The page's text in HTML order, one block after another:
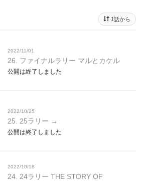
1話から
2022/11/01
26. ファイナルラリー マルとカケル
公開は終了しました
2022/10/25
25. 25ラリー →
公開は終了しました
2022/10/18
24. 24ラリー THE STORY OF